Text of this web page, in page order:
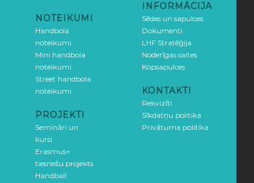
NOTEIKUMI
Handbola
noteikumi
Mini handbola
noteikumi
Street handbola
noteikumi
PROJEKTI
Semināri un
kursi
Erasmus+
tiesnešu projekts
Handball
INFORMĀCIJA
Sēdes un sapulces
Dokumenti
LHF Stratēģija
Noderīgas saites
Kopsapulces
KONTAKTI
Rekvizīti
Sīkdatņu politika
Privātuma politika